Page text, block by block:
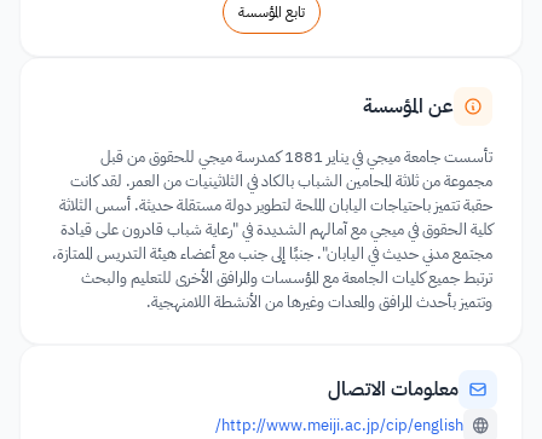
تابع المؤسسة
عن المؤسسة
تأسست جامعة ميجي في يناير 1881 كمدرسة ميجي للحقوق من قبل
مجموعة من ثلاثة المحامين الشباب بالكاد في الثلاثينيات من العمر. لقد كانت
حقبة تتميز باحتياجات اليابان الملحة لتطوير دولة مستقلة حديثة. أسس الثلاثة
كلية الحقوق في ميجي مع آمالهم الشديدة في "رعاية شباب قادرون على قيادة
مجتمع مدني حديث في اليابان". جنبًا إلى جنب مع أعضاء هيئة التدريس الممتازة،
ترتبط جميع كليات الجامعة مع المؤسسات والمرافق الأخرى للتعليم والبحث
وتتميز بأحدث المرافق والمعدات وغيرها من الأنشطة اللامنهجية.
معلومات الاتصال
http://www.meiji.ac.jp/cip/english/